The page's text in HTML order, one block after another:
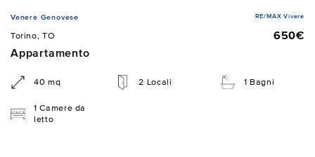
Venere Genovese RE/MAX Vivere
Torino, TO
650€
Appartamento
40 mq 2 Locali 1 Bagni
1 Camere da
letto